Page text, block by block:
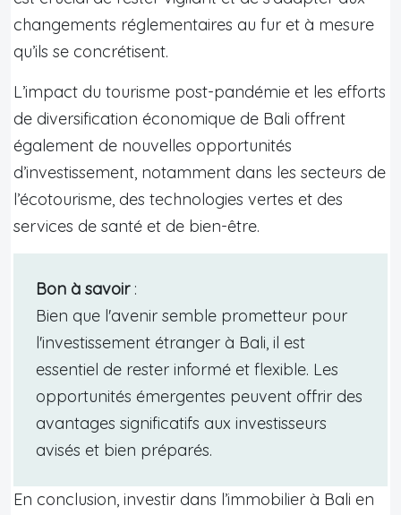
changements réglementaires au fur et à mesure
qu’ils se concrétisent.
L’impact du tourisme post-pandémie et les efforts
de diversification économique de Bali offrent
également de nouvelles opportunités
d’investissement, notamment dans les secteurs de
l’écotourisme, des technologies vertes et des
services de santé et de bien-être.
Bon à savoir:
Bien que l'avenir semble prometteur pour
l'investissement étranger à Bali, il est
essentiel de rester informé et flexible. Les
opportunités émergentes peuvent offrir des
avantages significatifs aux investisseurs
avisés et bien préparés.
En conclusion, investir dans l’immobilier à Bali en